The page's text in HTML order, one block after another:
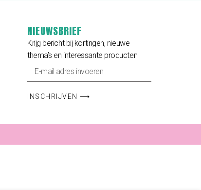
NIEUWSBRIEF
Krijg bericht bij kortingen, nieuwe
thema’s en interessante producten
INSCHRIJVEN ⟶